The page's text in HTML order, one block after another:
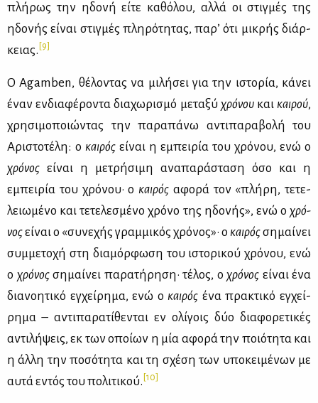
πλή­ρως την ηδο­νή εί­τε κα­θό­λου, αλ­λά οι στιγ­μές της
ηδο­νής εί­ναι στιγ­μές πλη­ρό­τη­τας, πα­ρ’ ότι μι­κρής διάρ­
κειας. [9]
Ο Agamben, θέ­λο­ντας να μι­λή­σει για την ιστο­ρία, κά­νει
έναν εν­δια­φέ­ρο­ντα δια­χω­ρι­σμό με­τα­ξύ χρό­νουκαι και­ρού,
χρη­σι­μο­ποιώ­ντας την πα­ρα­πά­νω αντι­πα­ρα­βο­λή του
Αρι­στο­τέ­λη: ο και­ρός εί­ναι η εμπει­ρία του χρό­νου, ενώ ο
χρό­νος εί­ναι η με­τρή­σι­μη ανα­πα­ρά­στα­ση όσο και η
εμπει­ρία του χρό­νου· ο και­ρός αφο­ρά τον «πλή­ρη, τε­τε­
λειω­μέ­νο και τε­τε­λε­σμέ­νο χρό­νο της ηδο­νής», ενώ ο χρό­
νοςεί­ναι ο «συ­νε­χής γραμ­μι­κός χρό­νος»· ο και­ρόςση­μαί­νει
συμ­με­το­χή στη δια­μόρ­φω­ση του ιστο­ρι­κού χρό­νου, ενώ
ο χρό­νοςση­μαί­νει πα­ρα­τή­ρη­ση· τέ­λος, ο χρό­νος εί­ναι ένα
δια­νοη­τι­κό εγ­χεί­ρη­μα, ενώ ο και­ρός ένα πρα­κτι­κό εγ­χεί­
ρη­μα – αντι­πα­ρα­τί­θε­νται εν ολί­γοις δύο δια­φο­ρε­τι­κές
αντι­λή­ψεις, εκ των οποί­ων η μία αφο­ρά την ποιό­τη­τα και
η άλ­λη την πο­σό­τη­τα και τη σχέ­ση των υπο­κει­μέ­νων με
αυ­τά εντός του πο­λι­τι­κού. [10]